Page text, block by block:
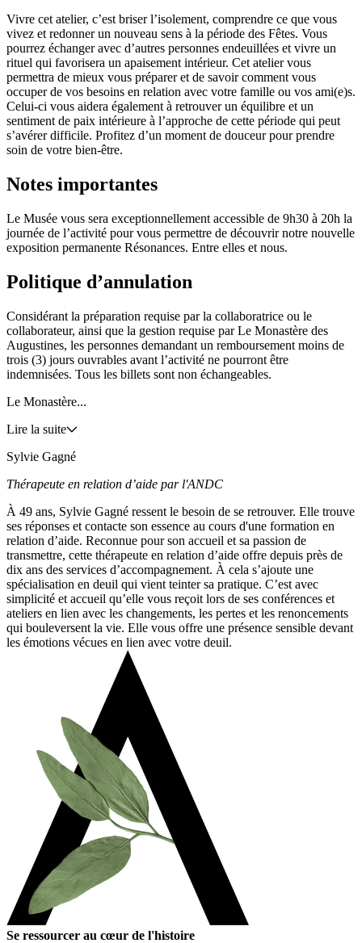
Vivre cet atelier, c’est briser l’isolement, comprendre ce que vous
vivez et redonner un nouveau sens à la période des Fêtes. Vous
pourrez échanger avec d’autres personnes endeuillées et vivre un
rituel qui favorisera un apaisement intérieur. Cet atelier vous
permettra de mieux vous préparer et de savoir comment vous
occuper de vos besoins en relation avec votre famille ou vos ami(e)s.
Celui-ci vous aidera également à retrouver un équilibre et un
sentiment de paix intérieure à l’approche de cette période qui peut
s’avérer difficile. Profitez d’un moment de douceur pour prendre
soin de votre bien-être.
Notes importantes
Le Musée vous sera exceptionnellement accessible de 9h30 à 20h la
journée de l’activité pour vous permettre de découvrir notre nouvelle
exposition permanente Résonances. Entre elles et nous.
Politique d’annulation
Considérant la préparation requise par la collaboratrice ou le
collaborateur, ainsi que la gestion requise par Le Monastère des
Augustines, les personnes demandant un remboursement moins de
trois (3) jours ouvrables avant l’activité ne pourront être
indemnisées. Tous les billets sont non échangeables.
Le Monastère...
Lire la suite
Sylvie Gagné
Thérapeute en relation d’aide par l'ANDC
À 49 ans, Sylvie Gagné ressent le besoin de se retrouver. Elle trouve
ses réponses et contacte son essence au cours d'une formation en
relation d’aide. Reconnue pour son accueil et sa passion de
transmettre, cette thérapeute en relation d’aide offre depuis près de
dix ans des services d’accompagnement. À cela s’ajoute une
spécialisation en deuil qui vient teinter sa pratique. C’est avec
simplicité et accueil qu’elle vous reçoit lors de ses conférences et
ateliers en lien avec les changements, les pertes et les renoncements
qui bouleversent la vie. Elle vous offre une présence sensible devant
les émotions vécues en lien avec votre deuil.
Se ressourcer au cœur de l'histoire